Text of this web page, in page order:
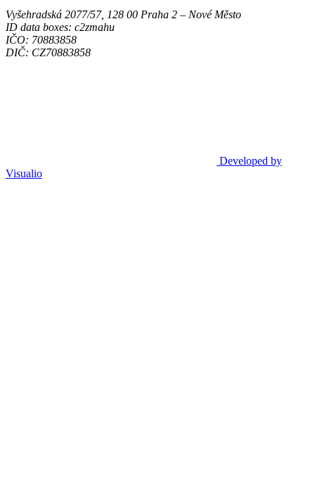
Vyšehradská 2077/57, 128 00 Praha 2 ‒ Nové Město
ID data boxes: c2zmahu
IČO: 70883858
DIČ: CZ70883858
Developed by
Visualio